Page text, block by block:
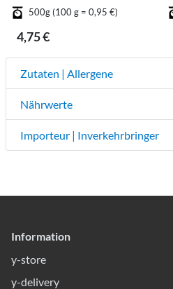
500g (100 g = 0,95 €)
4,75 €
Zutaten | Allergene
Nährwerte
Importeur | Inverkehrbringer
Information
y-store
y-delivery